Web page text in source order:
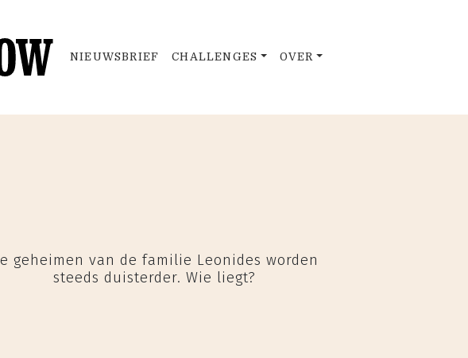
NIEUWSBRIEF CHALLENGES OVER
geheimen van de familie Leonides worden
steeds duisterder. Wie liegt?